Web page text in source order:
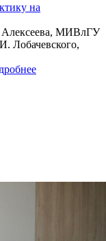
на
Алексеева, МИВлГУ
Лобачевского,